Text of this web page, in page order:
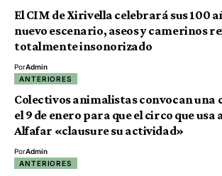
El CIM de Xirivella celebrará sus 100
nuevo escenario, aseos y camerinos
totalmente insonorizado
PorAdmin
ANTERIORES
Colectivos animalistas convocan
el 9 de enero para que el circo que usa
Alfafar «clausure su actividad»
PorAdmin
ANTERIORES